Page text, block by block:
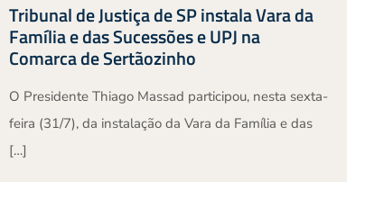
Tribunal de Justiça de SP instala Vara da
Família e das Sucessões e UPJ na
Comarca de Sertãozinho
O Presidente Thiago Massad participou, nesta sexta-
feira (31/7), da instalação da Vara da Família e das
[…]